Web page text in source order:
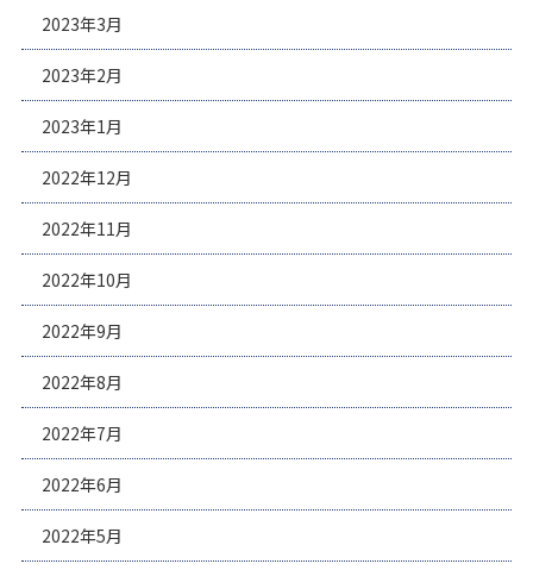
2023年3月
2023年2月
2023年1月
2022年12月
2022年11月
2022年10月
2022年9月
2022年8月
2022年7月
2022年6月
2022年5月